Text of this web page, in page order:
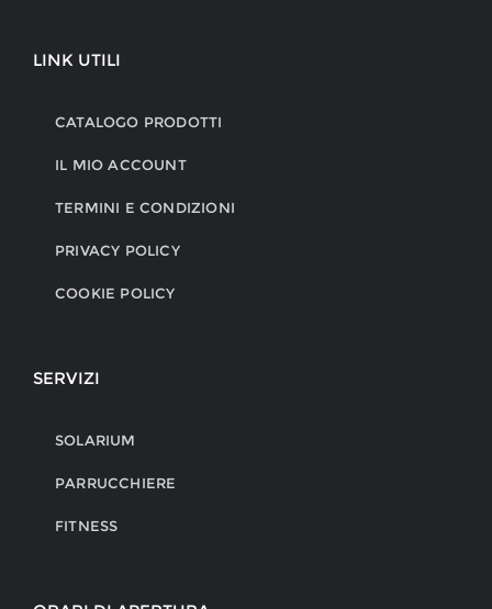
LINK UTILI
CATALOGO PRODOTTI
IL MIO ACCOUNT
TERMINI E CONDIZIONI
PRIVACY POLICY
COOKIE POLICY
SERVIZI
SOLARIUM
PARRUCCHIERE
FITNESS